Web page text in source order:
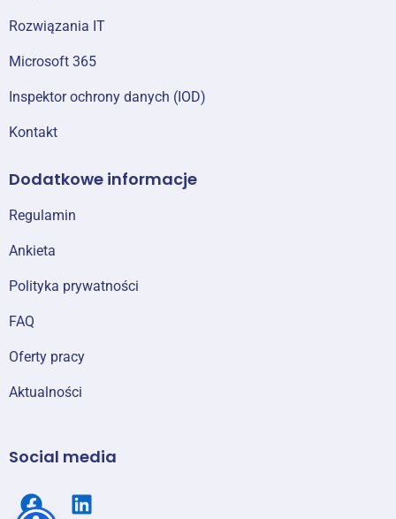
Rozwiązania IT
Microsoft 365
Inspektor ochrony danych (IOD)
Kontakt
Dodatkowe informacje
Regulamin
Ankieta
Polityka prywatności
FAQ
Oferty pracy
Aktualności
Social media